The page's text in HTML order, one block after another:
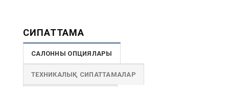
СИПАТТАМА
САЛОННЫҢ ОПЦИЯЛАРЫ
ТЕХНИКАЛЫҚ СИПАТТАМАЛАР